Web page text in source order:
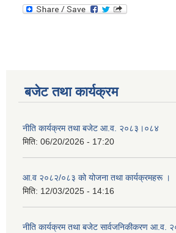
बजेट तथा कार्यक्रम
नीति कार्यक्रम तथा बजेट आ.व. २०८३।०८४
मिति: 06/20/2026 - 17:20
आ.व २०८२/०८३ को योजना तथा कार्यक्रमहरू ।
मिति: 12/03/2025 - 14:16
नीति कार्यक्रम तथा बजेट सार्वजनिकीकरण आ.व.